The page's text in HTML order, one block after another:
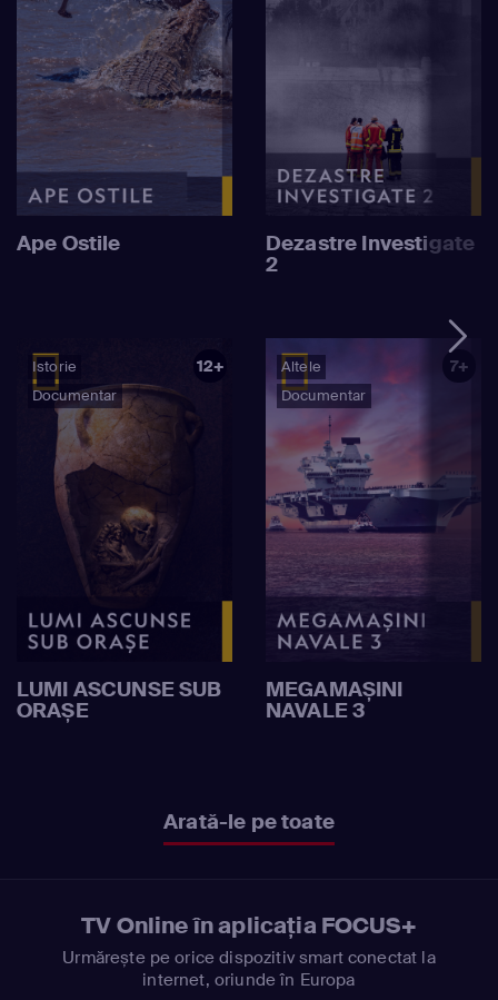
Ape Ostile Dezastre Investigate
2
Istorie
Documentar
12+
LUMI ASCUNSE SUB
ORAȘE
Altele
Documentar
7+
MEGAMAȘINI
NAVALE 3
Arată-le pe toate
TV Online în aplicația FOCUS+
Urmărește pe orice dispozitiv smart conectat la
internet, oriunde în Europa